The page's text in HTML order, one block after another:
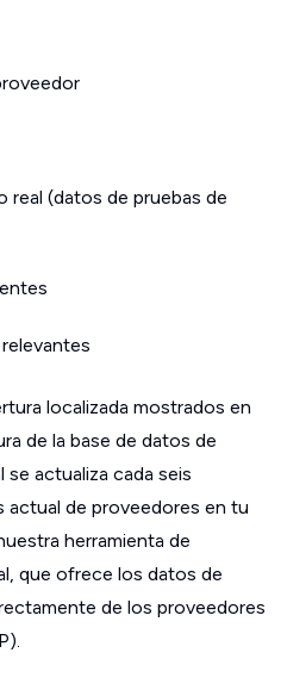
real (datos de pruebas de
localizada mostrados en
de la base de datos de
se actualiza cada seis
actual de proveedores en tu
herramienta de
que ofrece los datos de
de los proveedores